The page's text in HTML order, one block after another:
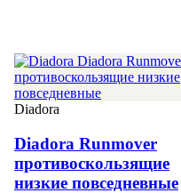
Diadora
Diadora Runmover
противоскользящие
низкие повседневные